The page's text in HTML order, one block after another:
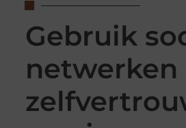
Gebruik
netwerken